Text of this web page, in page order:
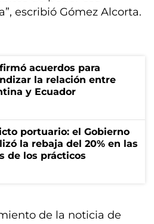
escribió Gómez Alcorta.
acuerdos para
la relación entre
y Ecuador
portuario: el Gobierno
la rebaja del 20% en las
de los prácticos
de la noticia de